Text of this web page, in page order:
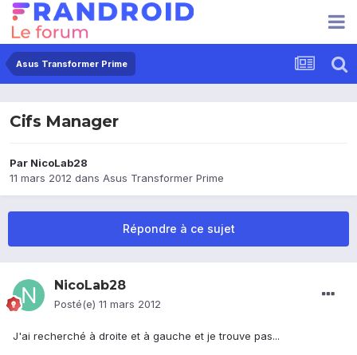
Asus Transformer Prime
Cifs Manager
Par NicoLab28
11 mars 2012 dans Asus Transformer Prime
Répondre à ce sujet
NicoLab28
Posté(e) 11 mars 2012
J'ai recherché à droite et à gauche et je trouve pas...